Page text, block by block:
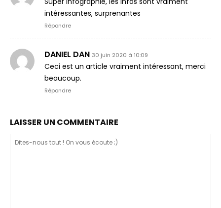
intéressantes, surprenantes
Répondre
DANIEL DAN 30 juin 2020 à 10:09
Ceci est un article vraiment intéressant, merci
beaucoup.
Répondre
LAISSER UN COMMENTAIRE